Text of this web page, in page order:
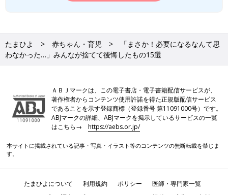
たまひよ 赤ちゃん・育児
「まさか！必要になるなんて思
わなかった…」みんなが捨てて後悔したもの15選
ＡＢＪマークは、この電子書店・電子書籍配信サービスが、
著作権者からコンテンツ使用許諾を得た正規版配信サービス
であることを示す登録商標（登録番号 第11091000号）です。
ABJマークの詳細、ABJマークを掲示しているサービスの一覧
はこちら→https://aebs.or.jp/
本サイトに掲載されている記事・写真・イラスト等のコンテンツの無断転載を禁じま
す。
たまひよについて 利用規約 ポリシー
医師・専門家一覧